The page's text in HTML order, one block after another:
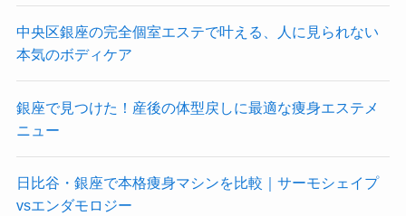
中央区銀座の完全個室エステで叶える、人に見られない
本気のボディケア
銀座で見つけた！産後の体型戻しに最適な痩身エステメ
ニュー
日比谷・銀座で本格痩身マシンを比較｜サーモシェイプ
vsエンダモロジー